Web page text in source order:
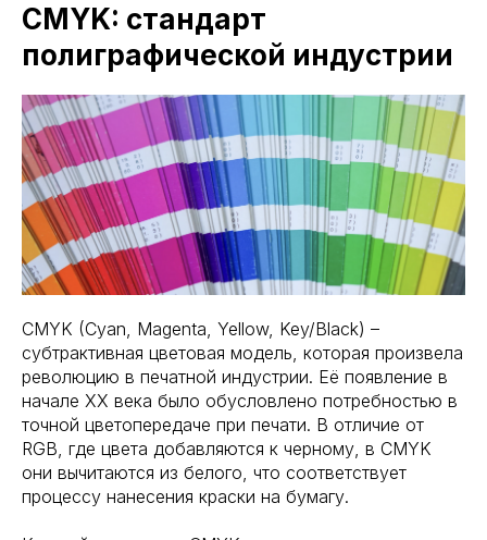
CMYK: стандарт
полиграфической индустрии
CMYK (Cyan, Magenta, Yellow, Key/Black) –
субтрактивная цветовая модель, которая произвела
революцию в печатной индустрии. Её появление в
начале XX века было обусловлено потребностью в
точной цветопередаче при печати. В отличие от
RGB, где цвета добавляются к черному, в CMYK
они вычитаются из белого, что соответствует
процессу нанесения краски на бумагу.